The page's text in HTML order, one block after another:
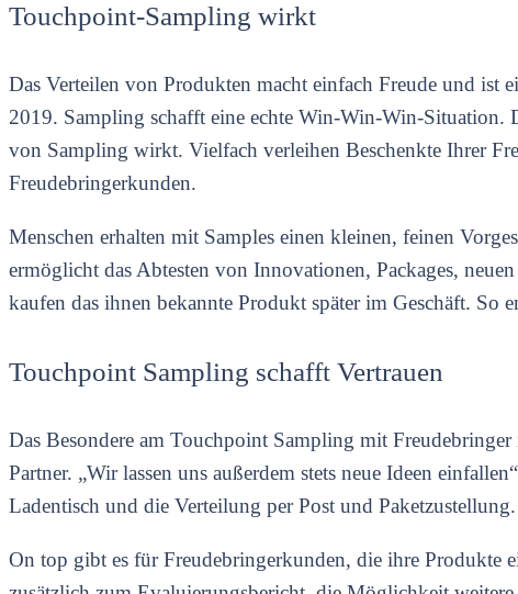
Touchpoint-Sampling wirkt
Das Verteilen von Produkten macht einfach Freude und ist
2019. Sampling schafft eine echte Win-Win-Win-Situation.
von Sampling wirkt. Vielfach verleihen Beschenkte Ihrer
Freudebringerkunden.
Menschen erhalten mit Samples einen kleinen, feinen
ermöglicht das Abtesten von Innovationen, Packages,
kaufen das ihnen bekannte Produkt später im Geschäft. So
Touchpoint Sampling schafft Vertrauen
Das Besondere am Touchpoint Sampling mit
Partner. „Wir lassen uns außerdem stets neue Ideen
Ladentisch und die Verteilung per Post und Paketzustellung.
On top gibt es für Freudebringerkunden, die ihre Produkte